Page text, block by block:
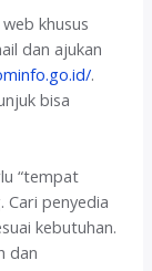
khusus
dan ajukan
.
bisa
“tempat
Cari penyedia
kebutuhan.
dan